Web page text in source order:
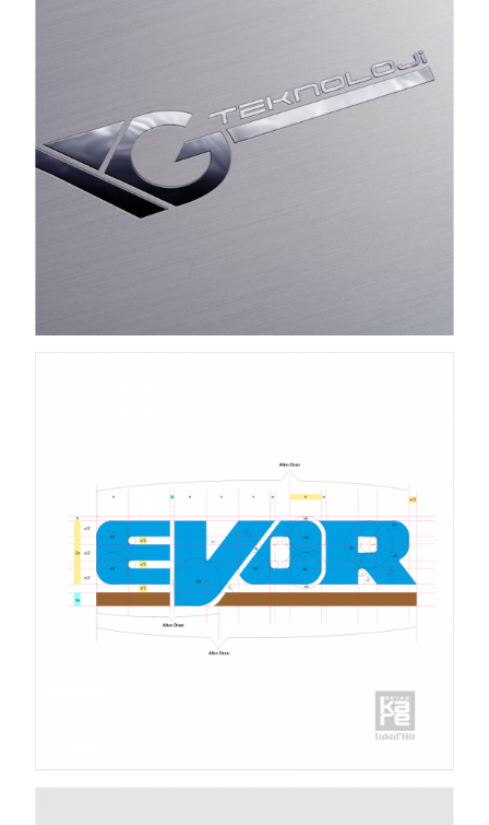
Views
Views